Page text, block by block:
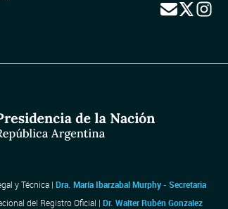
y Técnica | Dra. María Ibarzabal Murphy - Secretaria
del Registro Oficial | Dr. Walter Rubén Gonzalez